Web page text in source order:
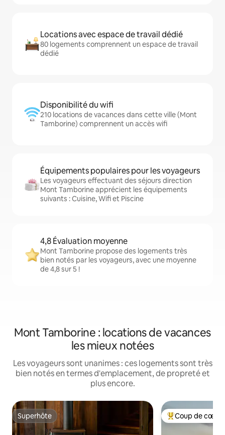
Locations avec espace de travail dédié
80 logements comprennent un espace de travail
dédié
Disponibilité du wifi
210 locations de vacances dans cette ville (Mont
Tamborine) comprennent un accès wifi
Équipements populaires pour les voyageurs
Les voyageurs effectuant des séjours direction
Mont Tamborine apprécient les équipements
suivants : Cuisine, Wifi et Piscine
4,8 Évaluation moyenne
Mont Tamborine propose des logements très
bien notés par les voyageurs, avec une moyenne
de 4,8 sur 5 !
Mont Tamborine : locations de vacances
les mieux notées
Les voyageurs sont unanimes : ces logements sont très
bien notés en termes d'emplacement, de propreté et
plus encore.
Superhôte
Superhôte Coups de cœur
Coup de cœur